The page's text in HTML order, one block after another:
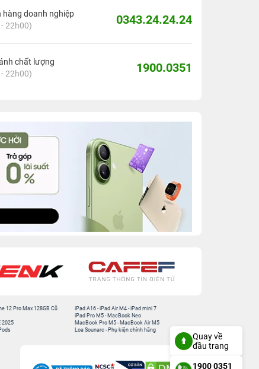
hàng doanh nghiệp
22h00)
0343.24.24.24
chất lượng
22h00)
1900.0351
12 Pro Max 128GB Cũ
2025
iPad A16 -iPad Air M4 -iPad mini 7
iPad Pro M5 - MacBook Neo
MacBook Pro M5 - MacBook Air M5
Loa Sounarc - Phụ kiện chính hãng
Quay về
đầu trang
1900 0351